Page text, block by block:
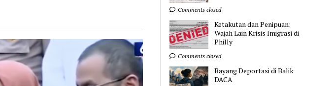
Comments closed
Ketakutan dan Penipuan:
Wajah Lain Krisis Imigrasi di
Philly
Comments closed
Bayang Deportasi di Balik
DACA